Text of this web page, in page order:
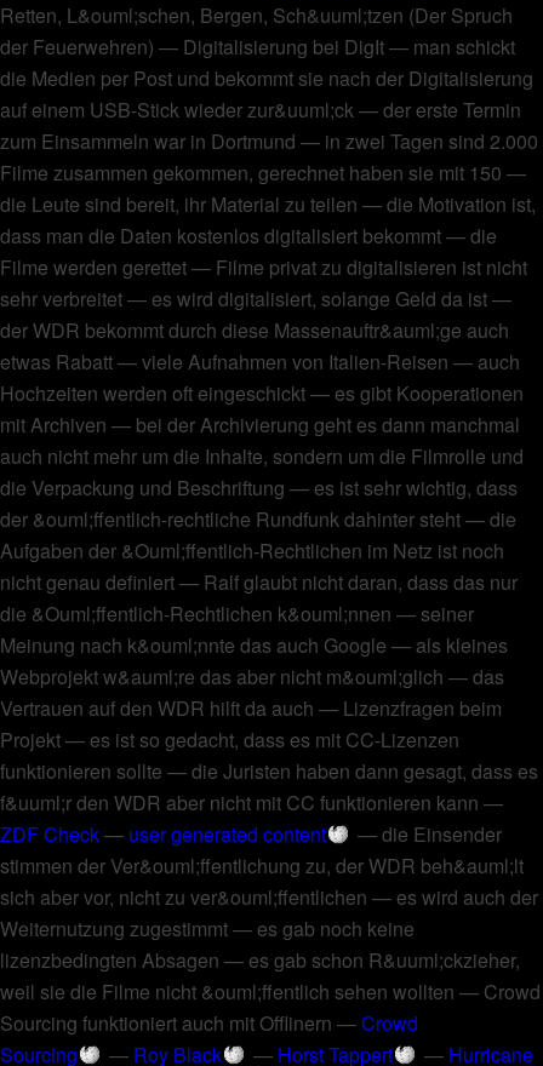
Retten, L&ouml;schen, Bergen, Sch&uuml;tzen (Der Spruch
der Feuerwehren) — Digitalisierung bei DigIt— man schickt
die Medien per Post und bekommt sie nach der Digitalisierung
auf einem USB-Stick wieder zur&uuml;ck—der erste Termin
zum Einsammeln war in Dortmund — in zwei Tagen sind 2.000
Filme zusammen gekommen, gerechnet haben sie mit 150 —
die Leute sind bereit, ihr Material zu teilen —die Motivation ist,
dass man die Daten kostenlos digitalisiert bekommt—die
Filme werden gerettet— Filme privat zu digitalisieren ist nicht
sehr verbreitet— es wird digitalisiert, solange Geld da ist—
der WDR bekommt durch diese Massenauftr&auml;ge auch
etwas Rabatt—viele Aufnahmen von Italien-Reisen — auch
Hochzeiten werden oft eingeschickt— es gibt Kooperationen
mit Archiven — bei der Archivierung geht es dann manchmal
auch nicht mehr um die Inhalte, sondern um die Filmrolle und
die Verpackung und Beschriftung — es ist sehr wichtig, dass
der &ouml;ffentlich-rechtliche Rundfunk dahinter steht—die
Aufgaben der &Ouml;ffentlich-Rechtlichen im Netz ist noch
nicht genau definiert— Ralf glaubt nicht daran, dass das nur
die &Ouml;ffentlich-Rechtlichen k&ouml;nnen — seiner
Meinung nach k&ouml;nnte das auch Google — als kleines
Webprojekt w&auml;re das aber nicht m&ouml;glich —das
Vertrauen auf den WDR hilft da auch — Lizenzfragen beim
Projekt— es ist so gedacht, dass es mit CC-Lizenzen
funktionieren sollte —die Juristen haben dann gesagt, dass es
f&uuml;r den WDR aber nicht mit CC funktionieren kann —
ZDF Check— user generated content —die Einsender
stimmen der Ver&ouml;ffentlichung zu, der WDR beh&auml;lt
sich aber vor, nicht zu ver&ouml;ffentlichen — es wird auch der
Weiternutzung zugestimmt— es gab noch keine
lizenzbedingten Absagen — es gab schon R&uuml;ckzieher,
weil sie die Filme nicht &ouml;ffentlich sehen wollten — Crowd
Sourcing funktioniert auch mit Offlinern —Crowd
Sourcing
— Roy Black — Horst Tappert — Hurricane